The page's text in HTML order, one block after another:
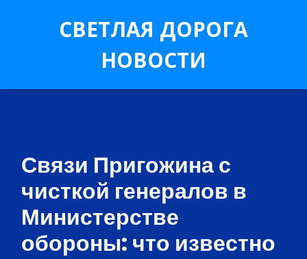
СВЕТЛАЯ ДОРОГА
НОВОСТИ
Связи Пригожина с
чисткой генералов в
Министерстве
обороны: что известно